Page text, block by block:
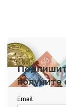
получите
Email